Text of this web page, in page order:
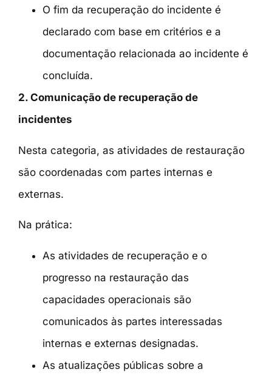
O fim da recuperação do incidente é
declarado com base em critérios e a
documentação relacionada ao incidente é
concluída.
2. Comunicação de recuperação de
incidentes
Nesta categoria, as atividades de restauração
são coordenadas com partes internas e
externas.
Na prática:
As atividades de recuperação e o
progresso na restauração das
capacidades operacionais são
comunicados às partes interessadas
internas e externas designadas.
As atualizações públicas sobre a